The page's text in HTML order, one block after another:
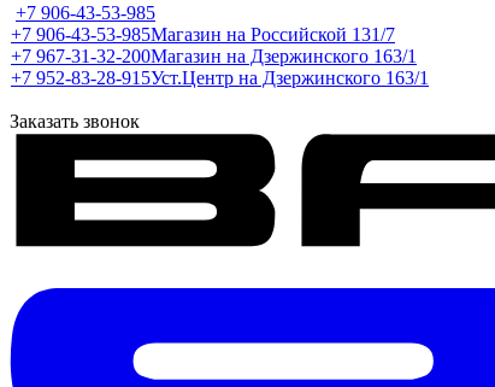
+7 906-43-53-985
+7 906-43-53-985Магазин на Российской 131/7
+7 967-31-32-200Магазин на Дзержинского 163/1
+7 952-83-28-915Уст.Центр на Дзержинского 163/1
Заказать звонок